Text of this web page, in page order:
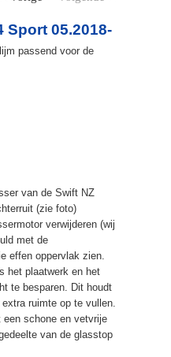
Sport 05.2018-
passend voor de
van de Swift NZ
(zie foto)
verwijderen (wij
met de
effen oppervlak zien.
het plaatwerk en het
te besparen. Dit houdt
ruimte op te vullen.
een schone en vetvrije
van de glasstop